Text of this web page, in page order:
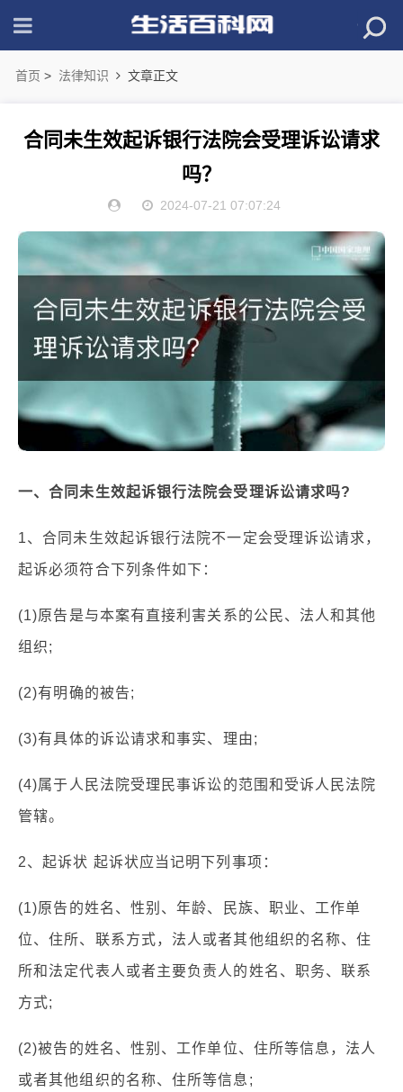
首页 > 法律知识 文章正文
合同未生效起诉银行法院会受理诉讼请求
吗？
2024-07-21 07:07:24
一、合同未生效起诉银行法院会受理诉讼请求吗?
1、合同未生效起诉银行法院不一定会受理诉讼请求，
起诉必须符合下列条件如下：
(1)原告是与本案有直接利害关系的公民、法人和其他
组织;
(2)有明确的被告;
(3)有具体的诉讼请求和事实、理由;
(4)属于人民法院受理民事诉讼的范围和受诉人民法院
管辖。
2、起诉状 起诉状应当记明下列事项：
(1)原告的姓名、性别、年龄、民族、职业、工作单
位、住所、联系方式，法人或者其他组织的名称、住
所和法定代表人或者主要负责人的姓名、职务、联系
方式;
(2)被告的姓名、性别、工作单位、住所等信息，法人
或者其他组织的名称、住所等信息;